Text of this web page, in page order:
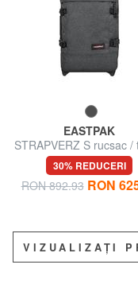
EASTPAK
STRAPVERZ S rucsac /
pentru bagaje de
30% REDUCERI
RON 892.93 RON
VIZUALIZAȚI